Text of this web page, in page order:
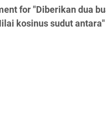
for "Diberikan dua
kosinus sudut antara"